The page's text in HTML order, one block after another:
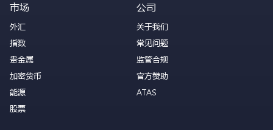
市场
外汇
指数
贵金属
加密货币
能源
股票
公司
关于我们
常见问题
监管合规
官方赞助
ATAS